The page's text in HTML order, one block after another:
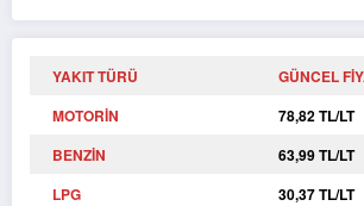
YAKIT TÜRÜ
GÜNCEL
MOTORİN
78,82 TL/LT
BENZİN
63,99 TL/LT
LPG
30,37 TL/LT